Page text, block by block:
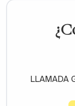
LLAMADA